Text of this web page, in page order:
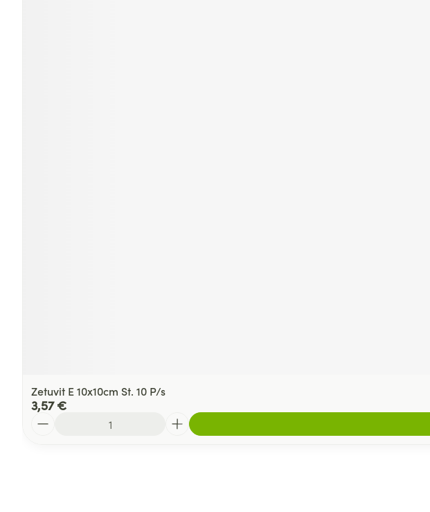
Zetuvit E 10x10cm St. 10 P/s
3,57 €